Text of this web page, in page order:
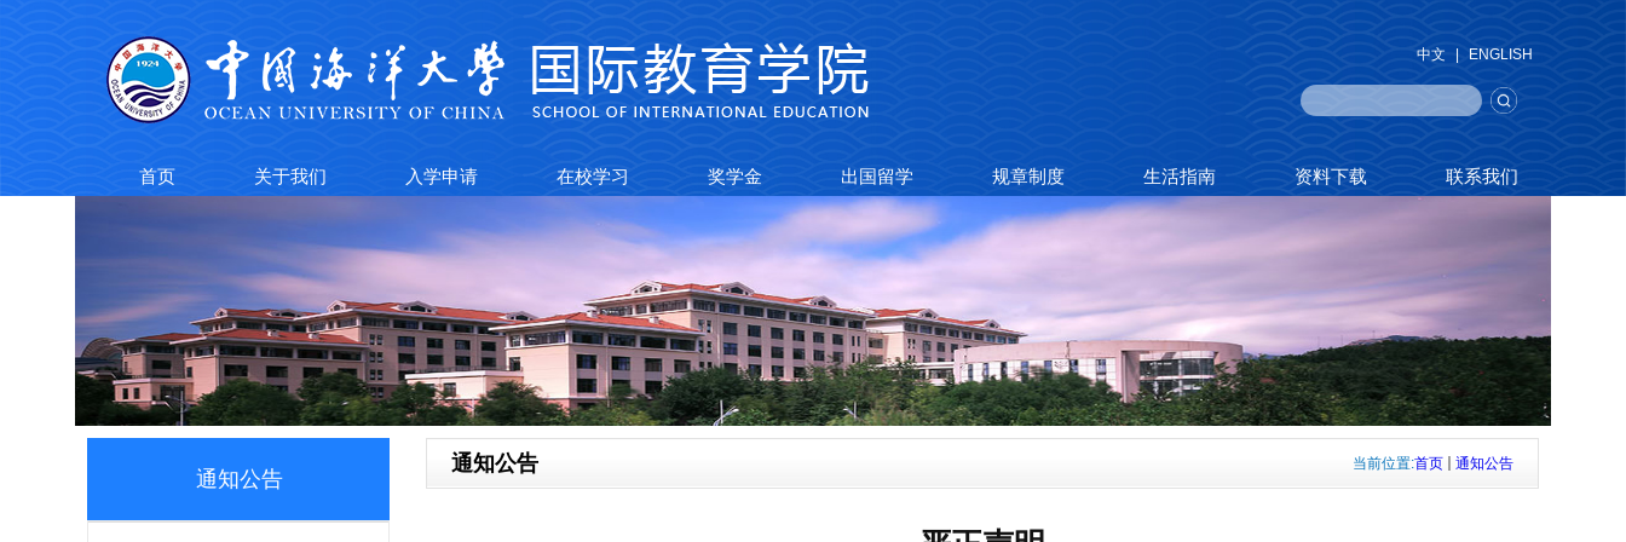
中文 ENGLISH
首页 关于我们 入学申请 在校学习 奖学金 出国留学 规章制度 生活指南 资料下载 联系我们
通知公告
通知公告 当前位置:首页 通知公告